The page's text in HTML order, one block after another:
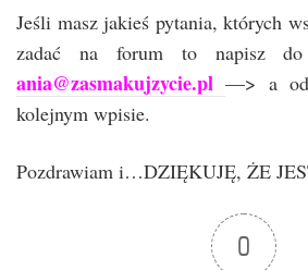
Jeśli masz jakieś pytania, których
zadać na forum to napisz
ania@zasmakujzycie.pl —> a
kolejnym wpisie.
Pozdrawiam i…DZIĘKUJĘ, ŻE
0